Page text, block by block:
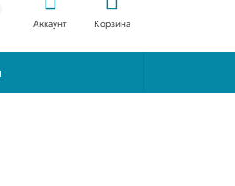
Аккаунт Корзина